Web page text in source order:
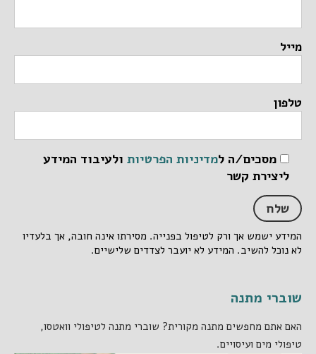
מייל
טלפון
מסכים/ה למדיניות הפרטיות ולעיבוד המידע
ליצירת קשר
המידע ישמש אך ורק לטיפול בפנייה. מסירתו אינה חובה, אך בלעדיו
לא נוכל להשיב. המידע לא יועבר לצדדים שלישיים.
שוברי מתנה
האם אתם מחפשים מתנה מקורית? שוברי מתנה לטיפולי וואטסו,
טיפולי מים ועיסויים.